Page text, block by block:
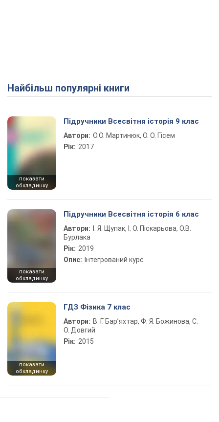
Найбільш популярні книги
показати
обкладинку
Підручники Всесвітня історія 9 клас
Автори: О.О. Мартинюк, О. О. Гісем
Рік: 2017
показати
обкладинку
Підручники Всесвітня історія 6 клас
Автори:
І. Я. Щупак, І. О. Піскарьова, О.В.
Бурлака
Рік: 2019
Опис: Інтегрований курс
показати
обкладинку
ГДЗ Фізика 7 клас
Автори: В. Г. Бар’яхтар, Ф. Я. Божинова, С.
О. Довгий
Рік: 2015